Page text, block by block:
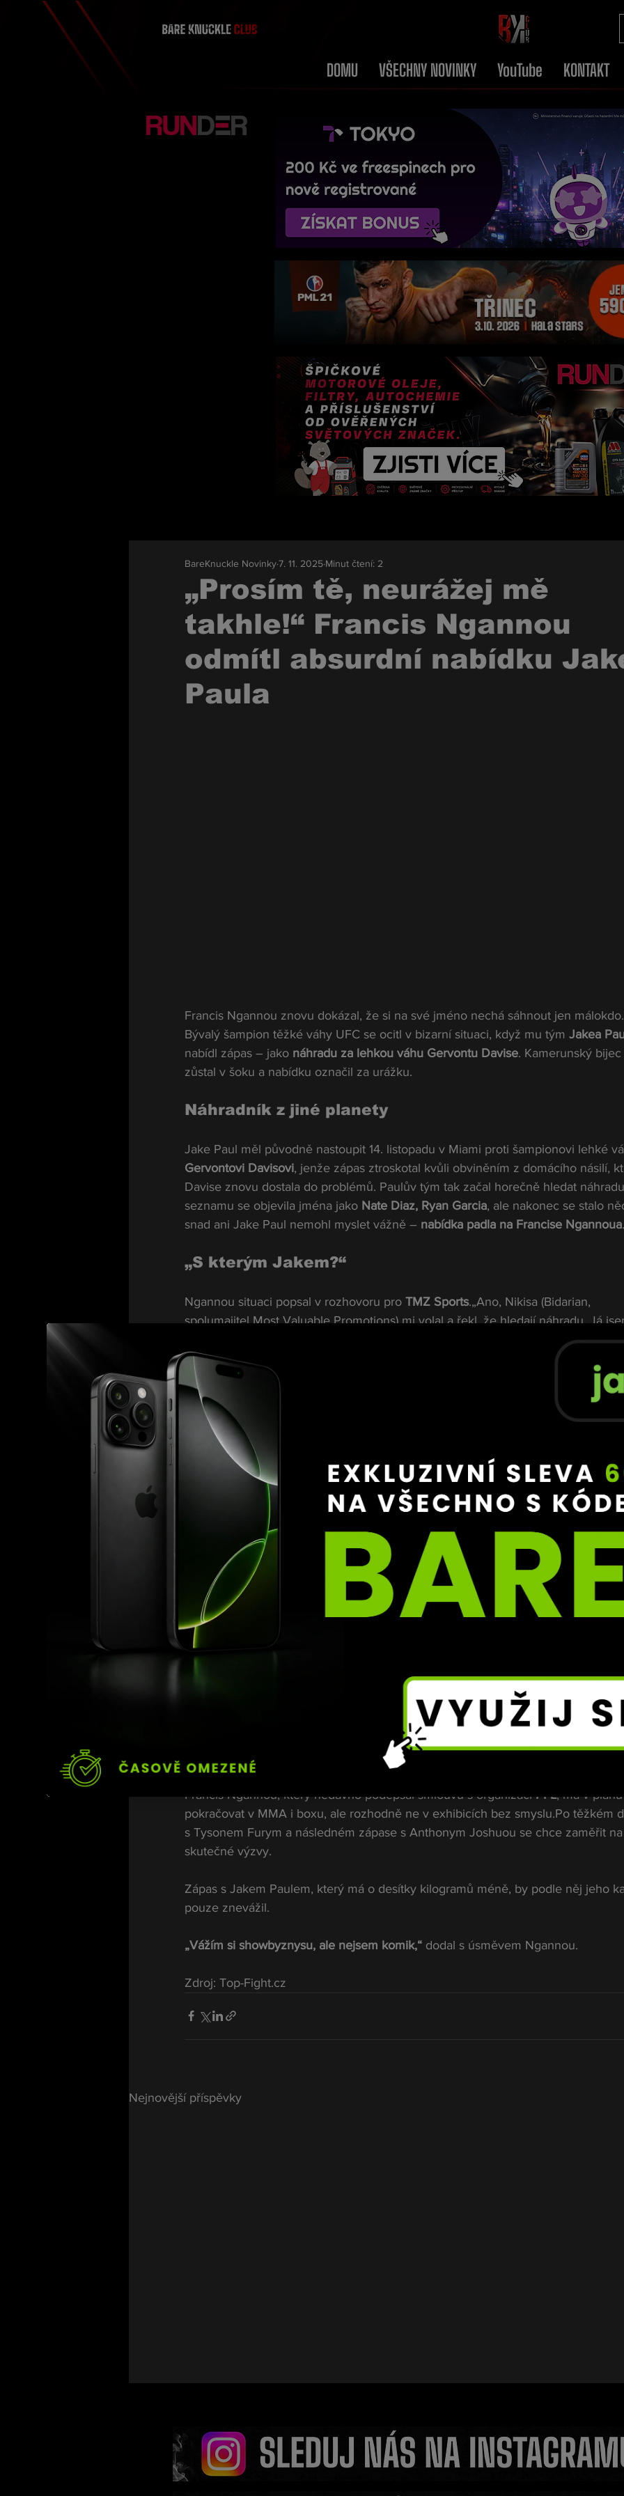
DOMU VŠECHNY NOVINKY YouTube KONTAKT
„Prosím tě, neurážej mě
takhle!“ Francis Ngannou
odmítl absurdní nabídku
Paula
BareKnuckle Novinky7. 11. 2025 Minut čtení: 2
Francis Ngannou znovu dokázal, že si na své jméno nechá sáhnout jen
Bývalý šampion těžké váhy UFC se ocitl v bizarní situaci, když mu tým Jakea
nabídl zápas – jako náhradu za lehkou váhu Gervontu Davise. Kamerunský bijec
zůstal v šoku a nabídku označil za urážku.
Náhradník z jiné planety
Jake Paul měl původně nastoupit 14. listopadu v Miami proti šampionovi lehké
Gervontovi Davisovi, jenže zápas ztroskotal kvůli obviněním z domácího násilí,
Davise znovu dostala do problémů. Paulův tým tak začal horečně hledat
seznamu se objevila jména jako Nate Diaz, Ryan Garcia, ale nakonec se stalo
snad ani Jake Paul nemohl myslet vážně – nabídka padla na Francise Ngannoua.
„S kterým Jakem?“
Ngannou situaci popsal v rozhovoru pro TMZ Sports.„Ano, Nikisa (Bidarian,
spolumajitel Most Valuable Promotions) mi volal a řekl, že hledají náhradu. Já
Co přesně pro Jakea
udělat? A on mi říká:
Kamerunský obr prý zůstal stát v němém úžasu. „Byl jsem úplně zmatený.
s kterým Jakem?
A on odpoví, že s Jakem Paulem. V tu chvíli jsem si říkal, že
mě snad dělá srandu. Řekl jsem mu:
„Tohle nedává smysl“
Ngannou nabídku odmítl okamžitě. Ne kvůli penězům, ale proto, že celý nápad
nedával logiku
.„Jak můžete přejít od Gervonty Davise, který váží něco přes
kilo, k někomu, kdo má přes 120?“ kroutil hlavou bývalý šampion.
„Gervonta je skvělý boxer, ale mezi ním a Paulem se to dá aspoň představit.
mnou a Jakem? To by nebylo ani směšné. To je úplně jiný svět.“
Podle Ngannoua se ho tým Most Valuable Promotions snažil přesvědčit
finanční nabídkou, ale ani ta ho nezlomila.
„Řekl jsem jim jasně – tohle není o penězích. Já už si svoje odbojoval. To, co
musí mít hlavu a patu, a tohle ji prostě nemělo.“
Francis Ngannou, který nedávno podepsal smlouvu s organizací PFL, má v
pokračovat v MMA i boxu, ale rozhodně ne v exhibicích bez smyslu.Po těžkém
s Tysonem Furym a následném zápase s Anthonym Joshuou se chce zaměřit
skutečné výzvy.
Zápas s Jakem Paulem, který má o desítky kilogramů méně, by podle něj jeho
pouze znevážil.
„Vážím si showbyznysu, ale nejsem komik,“ dodal s úsměvem Ngannou.
Zdroj: Top-Fight.cz
Nejnovější příspěvky